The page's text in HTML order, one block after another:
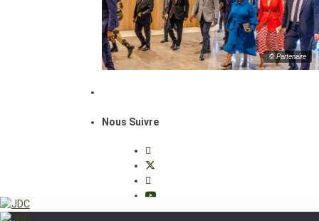
© Partenaire
Nous Suivre